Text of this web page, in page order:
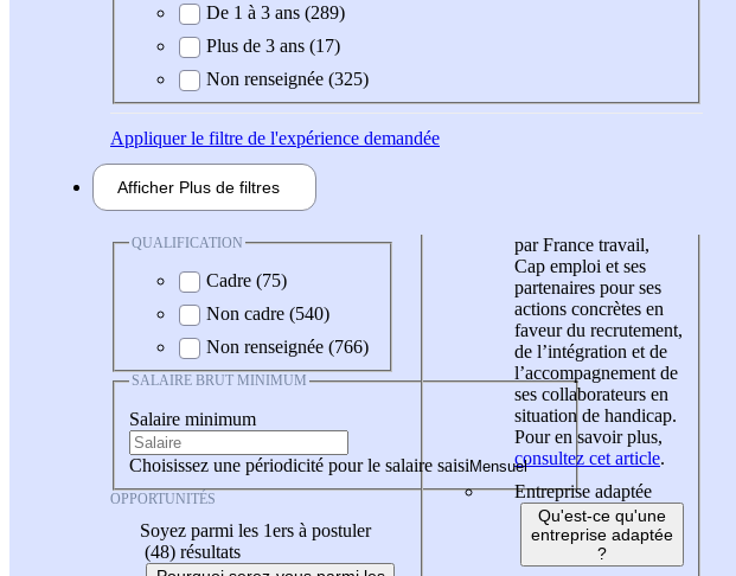
De 1 à 3 ans (289)
Plus de 3 ans (17)
Non renseignée (325)
Appliquerle filtre de l'expérience demandée
Afficher Plus de filtres
QUALIFICATION
Cadre (75)
Non cadre (540)
Non renseignée (766)
SALAIRE BRUT MINIMUM
Salaire minimum
Choisissez une périodicité pour le salaire saisi
OPPORTUNITÉS
Soyez parmi les 1ers à postuler
(48) résultats
par France travail,
Cap emploi et ses
partenaires pour ses
actions concrètes en
faveur du recrutement,
de l’intégration et de
l’accompagnement de
ses collaborateurs en
situation de handicap.
Pour en savoir plus,
consultez cet article.
Entreprise adaptée
Qu'est-ce qu'une
entreprise adaptée
?